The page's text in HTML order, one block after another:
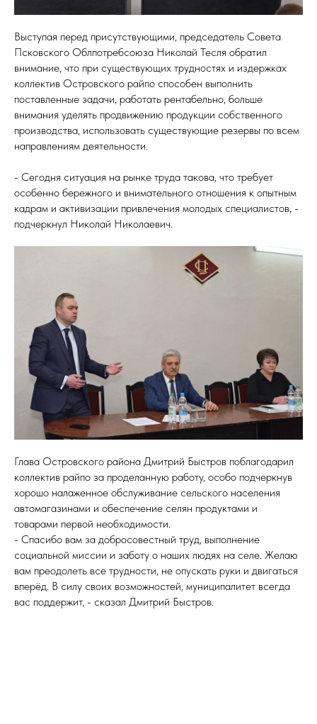
Выступая перед присутствующими, председатель Совета
Псковского Облпотребсоюза Николай Тесля обратил
внимание, что при существующих трудностях и издержках
коллектив Островского райпо способен выполнить
поставленные задачи, работать рентабельно, больше
внимания уделять продвижению продукции собственного
производства, использовать существующие резервы по всем
направлениям деятельности.
- Сегодня ситуация на рынке труда такова, что требует
особенно бережного и внимательного отношения к опытным
кадрам и активизации привлечения молодых специалистов, -
подчеркнул Николай Николаевич.
Глава Островского района Дмитрий Быстров поблагодарил
коллектив райпо за проделанную работу, особо подчеркнув
хорошо налаженное обслуживание сельского населения
автомагазинами и обеспечение селян продуктами и
товарами первой необходимости.
- Спасибо вам за добросовестный труд, выполнение
социальной миссии и заботу о наших людях на селе. Желаю
вам преодолеть все трудности, не опускать руки и двигаться
вперёд. В силу своих возможностей, муниципалитет всегда
вас поддержит, - сказал Дмитрий Быстров.